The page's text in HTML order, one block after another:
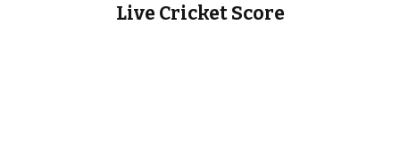
Live Cricket Score